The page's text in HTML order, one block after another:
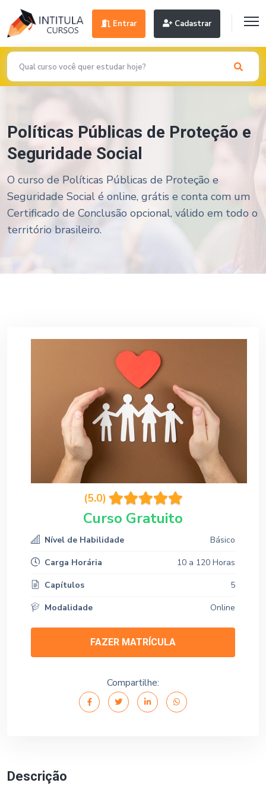
Entrar Cadastrar
Políticas Públicas de Proteção e
Seguridade Social
O curso de Políticas Públicas de Proteção e
Seguridade Social é online, grátis e conta com um
Certificado de Conclusão opcional, válido em todo o
território brasileiro.
Descrição
(5.0)
Curso Gratuito
Nível de Habilidade
Básico
Carga Horária
10 a 120 Horas
Capítulos
5
Modalidade
Online
FAZER MATRÍCULA
Compartilhe: